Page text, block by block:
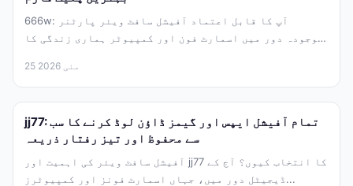
666w: آپ کا قابل اعتماد آفیشل سافٹ ویئر پارٹنر
موجودہ دور میں اسمارٹ فون اور کمپیوٹر ہماری زندگی کا
25 مئی 2026
jj77: تمام آفیشل ایپس اور گیمز ڈاؤن لوڈ کرنے کا سب
سے محفوظ اور تیز رفتار ذریعہ
آفیشل سافٹ ویئر کی اہمیت اور jj77 کا انتخاب کیوں؟ آج کے
ڈیجیٹل دور میں، جہاں اسمارٹ فونز اور کمپیوٹرز...